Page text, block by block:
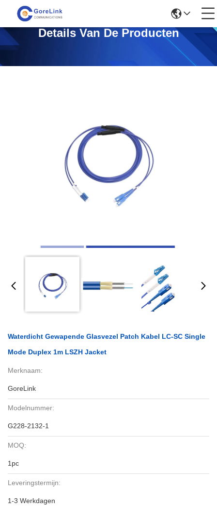
Details Van De Producten
Waterdicht Gewapende Glasvezel Patch Kabel LC-SC Single
Mode Duplex 1m LSZH Jacket
Merknaam:
GoreLink
Modelnummer:
G228-2132-1
MOQ:
1pc
Leveringstermijn:
1-3 Werkdagen